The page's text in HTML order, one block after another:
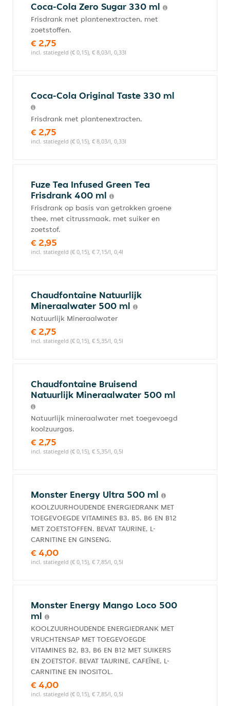
Coca-Cola Zero Sugar 330 ml
Frisdrank met plantenextracten, met
zoetstoffen.
€ 2,75
incl. statiegeld (€ 0,15), € 8,03/l, 0,33l
Coca-Cola Original Taste 330 ml
Frisdrank met plantenextracten.
€ 2,75
incl. statiegeld (€ 0,15), € 8,03/l, 0,33l
Fuze Tea Infused Green Tea
Frisdrank 400 ml
Frisdrank op basis van getrokken groene
thee, met citrussmaak, met suiker en
zoetstof.
€ 2,95
incl. statiegeld (€ 0,15), € 7,15/l, 0,4l
Chaudfontaine Natuurlijk
Mineraalwater 500 ml
Natuurlijk Mineraalwater
€ 2,75
incl. statiegeld (€ 0,15), € 5,35/l, 0,5l
Chaudfontaine Bruisend
Natuurlijk Mineraalwater 500 ml
Natuurlijk mineraalwater met toegevoegd
koolzuurgas.
€ 2,75
incl. statiegeld (€ 0,15), € 5,35/l, 0,5l
Monster Energy Ultra 500 ml
KOOLZUURHOUDENDE ENERGIEDRANK MET
TOEGEVOEGDE VITAMINES B3, B5, B6 EN B12
MET ZOETSTOFFEN. BEVAT TAURINE, L-
CARNITINE EN GINSENG.
€ 4,00
incl. statiegeld (€ 0,15), € 7,85/l, 0,5l
Monster Energy Mango Loco 500
ml
KOOLZUURHOUDENDE ENERGIEDRANK MET
VRUCHTENSAP MET TOEGEVOEGDE
VITAMINES B2, B3, B6 EN B12 MET SUIKERS
EN ZOETSTOF. BEVAT TAURINE, CAFEÏNE, L-
CARNITINE EN INOSITOL.
€ 4,00
incl. statiegeld (€ 0,15), € 7,85/l, 0,5l